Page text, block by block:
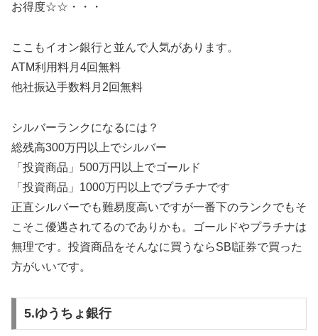
お得度☆☆・・・
ここもイオン銀行と並んで人気があります。
ATM利用料月4回無料
他社振込手数料月2回無料
シルバーランクになるには？
総残高300万円以上でシルバー
「投資商品」500万円以上でゴールド
「投資商品」1000万円以上でプラチナです
正直シルバーでも難易度高いですが一番下のランクでもそ
こそこ優遇されてるのでありかも。ゴールドやプラチナは
無理です。投資商品をそんなに買うならSBI証券で買った
方がいいです。
5.ゆうちょ銀行